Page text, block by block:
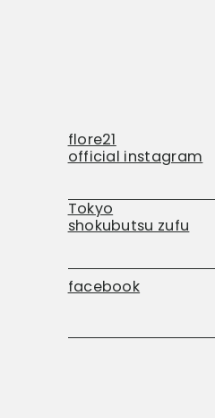
flore21
official instagram
Tokyo
shokubutsu zufu
facebook